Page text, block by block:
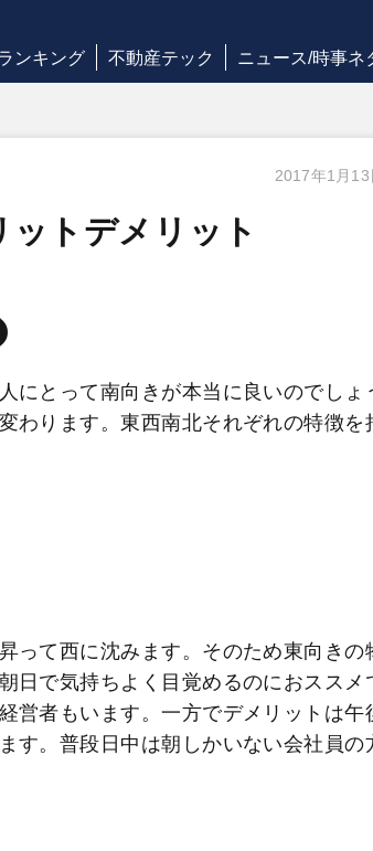
ンキング 不動産テック ニュース/時事ネ
2017年1月13
ットデメリット
にとって南向きが本当に良いのでしょ
わります。東西南北それぞれの特徴を
って西に沈みます。そのため東向きの
日で気持ちよく目覚めるのにおススメ
営者もいます。一方でデメリットは午
す。普段日中は朝しかいない会社員の